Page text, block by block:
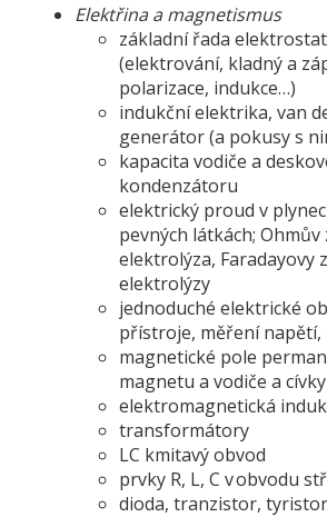
Elektřina a magnetismus
základní řada
(elektrování, kladný a
polarizace, indukce…)
indukční elektrika, van
generátor (a pokusy s
kapacita vodiče a
kondenzátoru
elektrický proud v
pevných látkách; Ohmův
elektrolýza, Faradayovy
elektrolýzy
jednoduché elektrické
přístroje, měření
magnetické pole
magnetu a vodiče a
elektromagnetická
transformátory
LC kmitavý obvod
prvky R, L, C v obvodu
dioda, tranzistor, tyristor